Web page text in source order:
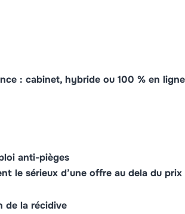
: cabinet, hybride ou 100 % en
anti-pièges
le sérieux d’une offre au dela du prix
de la récidive